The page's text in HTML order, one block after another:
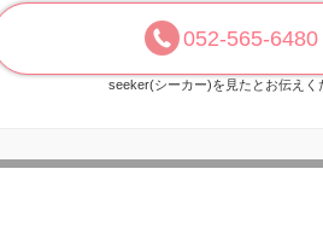
052-565-6480
seeker(シーカー)を見たとお伝えく